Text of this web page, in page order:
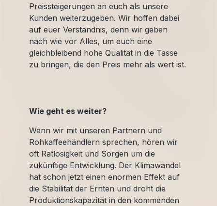
Preissteigerungen an euch als unsere
Kunden weiterzugeben. Wir hoffen dabei
auf euer Verständnis, denn wir geben
nach wie vor Alles, um euch eine
gleichbleibend hohe Qualität in die Tasse
zu bringen, die den Preis mehr als wert ist.
Wie geht es weiter?
Wenn wir mit unseren Partnern und
Rohkaffeehändlern sprechen, hören wir
oft Ratlosigkeit und Sorgen um die
zukünftige Entwicklung. Der Klimawandel
hat schon jetzt einen enormen Effekt auf
die Stabilität der Ernten und droht die
Produktionskapazität in den kommenden